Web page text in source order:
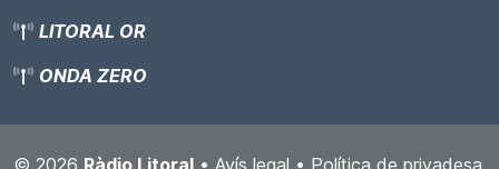
LITORAL OR
ONDA ZERO
© 2026 Ràdio Litoral • Avís legal • Política de privadesa